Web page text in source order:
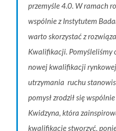
przemyśle 4.0. W ramach
wspólnie z Instytutem
warto skorzystać z
Kwalifikacji. Pomyśleliśmy
nowej kwalifikacji
utrzymania ruchu
pomysł zrodziłsię
Kwidzyna, która
kwalifikację stworzyć,